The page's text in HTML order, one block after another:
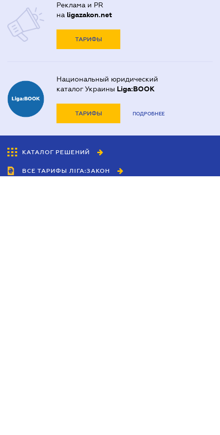
Реклама и PR
на ligazakon.net
ТАРИФЫ
Национальный юридический
каталог Украины Liga:BOOK
ТАРИФЫ ПОДРОБНЕЕ
КАТАЛОГ РЕШЕНИЙ
ВСЕ ТАРИФЫ ЛІГА:ЗАКОН